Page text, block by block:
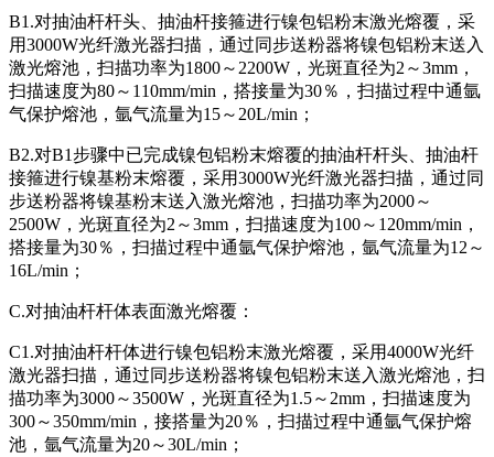
B1.对抽油杆杆头、抽油杆接箍进行镍包铝粉末激光熔覆，采
用3000W光纤激光器扫描，通过同步送粉器将镍包铝粉末送入
激光熔池，扫描功率为1800～2200W，光斑直径为2～3mm，
扫描速度为80～110mm/min，搭接量为30％，扫描过程中通氩
气保护熔池，氩气流量为15～20L/min；
B2.对B1步骤中已完成镍包铝粉末熔覆的抽油杆杆头、抽油杆
接箍进行镍基粉末熔覆，采用3000W光纤激光器扫描，通过同
步送粉器将镍基粉末送入激光熔池，扫描功率为2000～
2500W，光斑直径为2～3mm，扫描速度为100～120mm/min，
搭接量为30％，扫描过程中通氩气保护熔池，氩气流量为12～
16L/min；
C.对抽油杆杆体表面激光熔覆：
C1.对抽油杆杆体进行镍包铝粉末激光熔覆，采用4000W光纤
激光器扫描，通过同步送粉器将镍包铝粉末送入激光熔池，扫
描功率为3000～3500W，光斑直径为1.5～2mm，扫描速度为
300～350mm/min，接搭量为20％，扫描过程中通氩气保护熔
池，氩气流量为20～30L/min；